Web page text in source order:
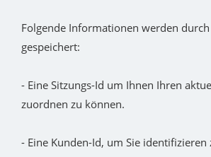
Folgende Informationen werden
gespeichert:
- Eine Sitzungs-Id um Ihnen Ihren
zuordnen zu können.
- Eine Kunden-Id, um Sie